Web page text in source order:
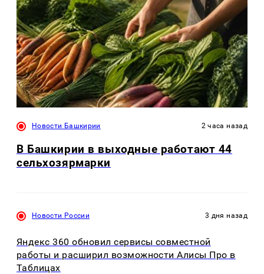
Новости Башкирии 2 часа назад
В Башкирии в выходные работают 44
сельхозярмарки
Новости России 3 дня назад
Яндекс 360 обновил сервисы совместной
работы и расширил возможности Алисы Про в
Таблицах